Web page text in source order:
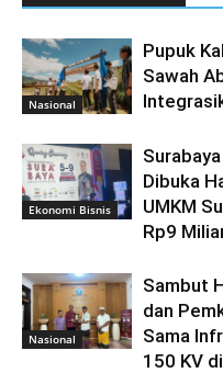
Nasional
Pupuk
Sawah
Ekonomi Bisnis
Dibuka
UMKM
Rp9
Nasional
Sambut
dan
Sama
150 KV